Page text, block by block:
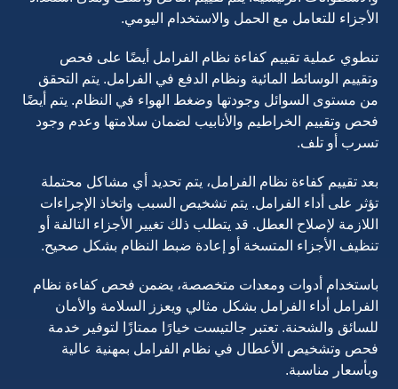
الأجزاء للتعامل مع الحمل والاستخدام اليومي.
تنطوي عملية تقييم كفاءة نظام الفرامل أيضًا على فحص
وتقييم الوسائط المائية ونظام الدفع في الفرامل. يتم التحقق
من مستوى السوائل وجودتها وضغط الهواء في النظام. يتم أيضًا
فحص وتقييم الخراطيم والأنابيب لضمان سلامتها وعدم وجود
تسرب أو تلف.
بعد تقييم كفاءة نظام الفرامل، يتم تحديد أي مشاكل محتملة
تؤثر على أداء الفرامل. يتم تشخيص السبب واتخاذ الإجراءات
اللازمة لإصلاح العطل. قد يتطلب ذلك تغيير الأجزاء التالفة أو
تنظيف الأجزاء المتسخة أو إعادة ضبط النظام بشكل صحيح.
باستخدام أدوات ومعدات متخصصة، يضمن فحص كفاءة نظام
الفرامل أداء الفرامل بشكل مثالي ويعزز السلامة والأمان
للسائق والشحنة. تعتبر جالتيست خيارًا ممتازًا لتوفير خدمة
فحص وتشخيص الأعطال في نظام الفرامل بمهنية عالية
وبأسعار مناسبة.